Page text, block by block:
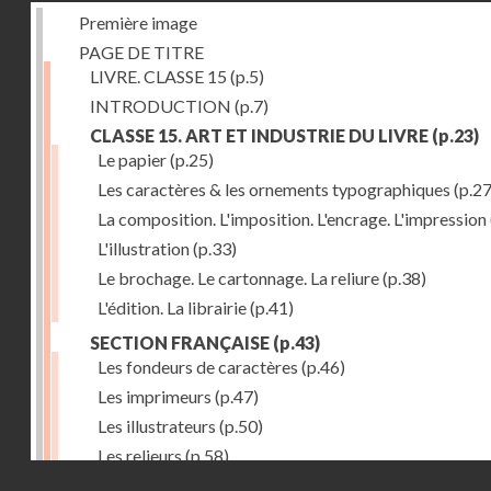
Première image
PAGE DE TITRE
LIVRE. CLASSE 15 (p.5)
INTRODUCTION (p.7)
CLASSE 15. ART ET INDUSTRIE DU LIVRE (p.23)
Le papier(p.25)
Les caractères & les ornements typographiques
La composition. L'imposition. L'encrage. L'impression
L'illustration(p.33)
Le brochage. Le cartonnage. La reliure(p.38)
L'édition. La librairie(p.41)
SECTION FRANÇAISE (p.43)
Les fondeurs de caractères (p.46)
Les imprimeurs (p.47)
Les illustrateurs (p.50)
Les relieurs (p.58)